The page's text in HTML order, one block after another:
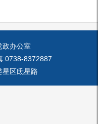
政办公室
8372887
星区氐星路